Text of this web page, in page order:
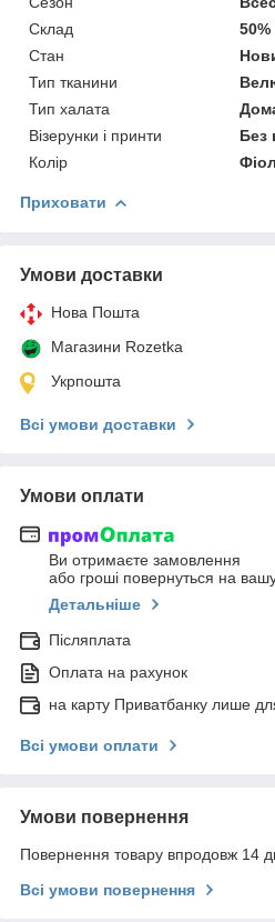
Склад
Стан
Тип тканини
Тип халата
Візерунки і принти
Без
Колір
Приховати
Умови доставки
Нова Пошта
Магазини Rozetka
Укрпошта
Всі умови доставки
Умови оплати
Ви отримаєте замовлення
або гроші повернуться на
Детальніше
Післяплата
Оплата на рахунок
на карту Приватбанку лише
Всі умови оплати
Умови повернення
Повернення товару впродовж 14
Всі умови повернення